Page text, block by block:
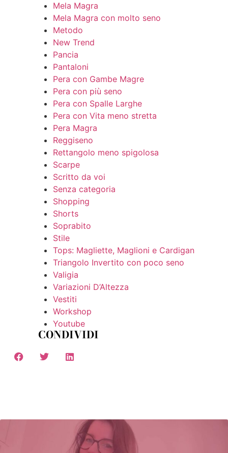
Mela Magra
Mela Magra con molto seno
Metodo
New Trend
Pancia
Pantaloni
Pera con Gambe Magre
Pera con più seno
Pera con Spalle Larghe
Pera con Vita meno stretta
Pera Magra
Reggiseno
Rettangolo meno spigolosa
Scarpe
Scritto da voi
Senza categoria
Shopping
Shorts
Soprabito
Stile
Tops: Magliette, Maglioni e Cardigan
Triangolo Invertito con poco seno
Valigia
Variazioni D’Altezza
Vestiti
Workshop
Youtube
CONDIVIDI